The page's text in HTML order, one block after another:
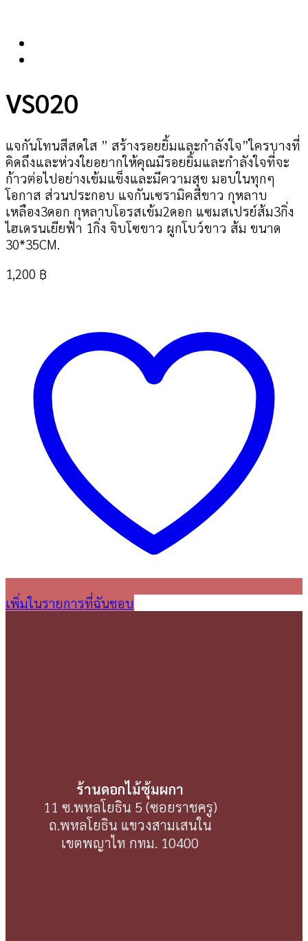
VS020
แจกันโทนสีสดใส ” สร้างรอยยิ้มและกำลังใจ”ใครบางที่
คิดถึงและห่วงใยอยากให้คุณมีรอยยิ้มและกำลังใจที่จะ
ก้าวต่อไปอย่างเข้มแข็งและมีความสุข มอบในทุกๆ
โอกาส ส่วนประกอบ แจกันเซรามิคสีขาว กุหลาบ
เหลือง3ดอก กุหลาบโอรสเข้ม2ดอก แซมสเปรย์ส้ม3กิ่ง
ไฮเดรนเยียฟ้า 1กิ่ง จิบโซขาว ผูกโบว์ขาว ส้ม ขนาด
30*35CM.
1,200 ฿
เพิ่มในรายการที่ฉันชอบ
ร้านดอกไม้ซุ้มผกา
11 ซ.พหลโยธิน 5 (ซอยราชครู)
ถ.พหลโยธิน แขวงสามเสนใน
เขตพญาไท กทม. 10400